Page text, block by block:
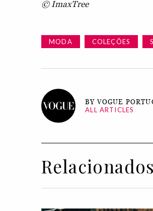
© ImaxTree
MODA COLEÇÕES
BY VOGUE
ALL ARTICLES
Relacionados